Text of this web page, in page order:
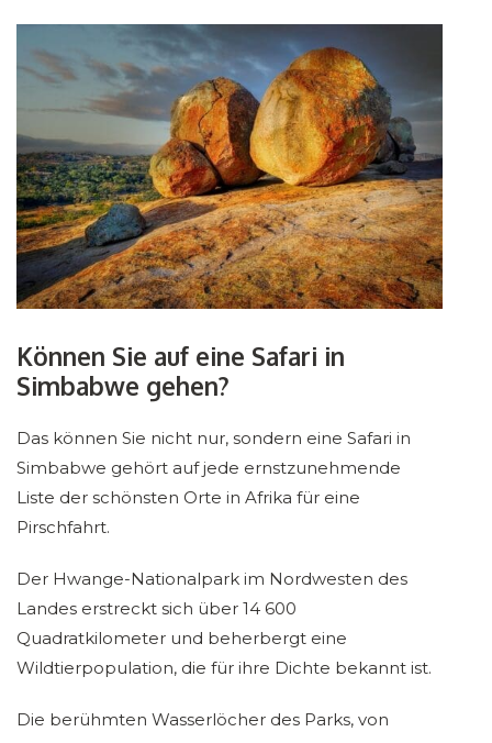
Können Sie auf eine Safari in
Simbabwe gehen?
Das können Sie nicht nur, sondern eine Safari in
Simbabwe gehört auf jede ernstzunehmende
Liste der schönsten Orte in Afrika für eine
Pirschfahrt.
Der Hwange-Nationalpark im Nordwesten des
Landes erstreckt sich über 14 600
Quadratkilometer und beherbergt eine
Wildtierpopulation, die für ihre Dichte bekannt ist.
Die berühmten Wasserlöcher des Parks, von